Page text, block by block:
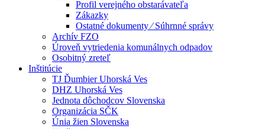
Profil verejného obstarávateľa
Zákazky
Ostatné dokumenty ⁄ Súhrnné správy
Archív FZO
Úroveň vytriedenia komunálnych odpadov
Osobitný zreteľ
Inštitúcie
TJ Ďumbier Uhorská Ves
DHZ Uhorská Ves
Jednota dôchodcov Slovenska
Organizácia SČK
Únia žien Slovenska